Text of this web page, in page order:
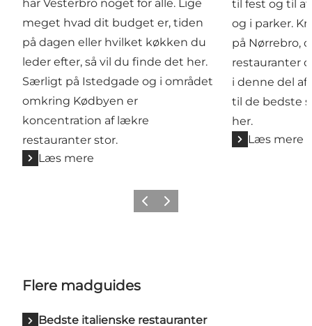
har Vesterbro noget for alle. Lige
meget hvad dit budget er, tiden
på dagen eller hvilket køkken du
leder efter, så vil du finde det her.
Særligt på Istedgade og i området
omkring Kødbyen er
koncentration af lækre
restauranter stor.
Læs mere
til fest og til
og i parker.
på Nørrebro,
restauranter
i denne del af
til de bedste
her.
Læs mere
ForrigeNæste
Flere madguides
Bedste italienske restauranter